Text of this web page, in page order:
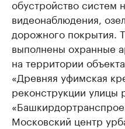
обустройство систем
видеонаблюдения,
дорожного покрытия.
выполнены охранные
на территории
«Древняя уфимская
реконструкции улицы
Московский центр